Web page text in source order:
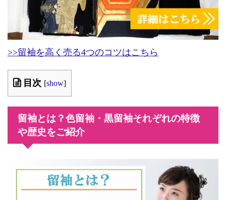
>>留袖を高く売る4つのコツはこちら
目次 [show]
留袖とは？色留袖・黒留袖それぞれの特徴
や歴史をご紹介